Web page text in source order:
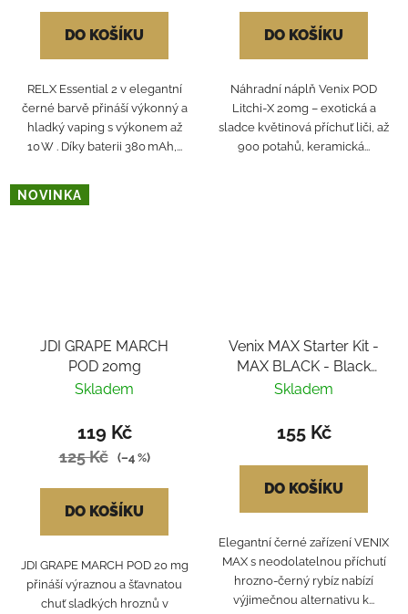
DO KOŠÍKU
RELX Essential 2 v elegantní
černé barvě přináší výkonný a
hladký vaping s výkonem až
10 W . Díky baterii 380 mAh,...
DO KOŠÍKU
Náhradní náplň Venix POD
Litchi-X 20mg – exotická a
sladce květinová příchuť liči, až
900 potahů, keramická...
NOVINKA
JDI GRAPE MARCH
POD 20mg
Skladem
119 Kč
125 Kč (–4 %)
DO KOŠÍKU
JDI GRAPE MARCH POD 20 mg
přináší výraznou a šťavnatou
chuť sladkých hroznů v
Venix MAX Starter Kit -
MAX BLACK - Black
Grape-X 20mg
Skladem
155 Kč
DO KOŠÍKU
Elegantní černé zařízení VENIX
MAX s neodolatelnou příchutí
hrozno-černý rybíz nabízí
výjimečnou alternativu k...